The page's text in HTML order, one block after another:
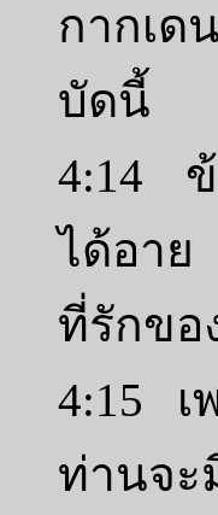
กากเด
บัดนี้
4:14 ข้
ได้อา
ที่รักขอ
4:15 เ
ท่านจะ